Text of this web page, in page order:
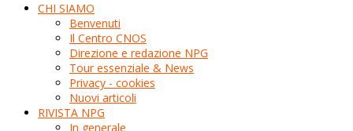
CHI SIAMO
Benvenuti
Il Centro CNOS
Direzione e redazione NPG
Tour essenziale & News
Privacy - cookies
Nuovi articoli
RIVISTA NPG
In generale